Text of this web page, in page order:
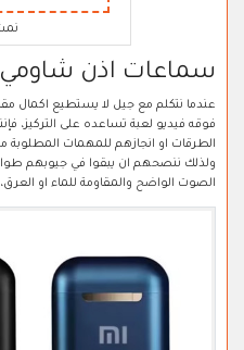
سماعات اذن شاومي J18
عندما نتكلم مع جيل لا يستطيع اكمال
فوقه فيديو لعبة تساعده على التركيز،
الطرقات او انجازهم للمهمات
الصوت الواضح والمقاومة للماء او